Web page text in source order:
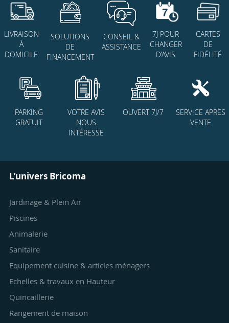
LIVRAISON
À
DOMICILE
SOLUTIONS
DE
FINANCEMENT
CONSEIL &
ASSISTANCE
7J POUR
CHANGER
D’AVIS
CARTES
DE
FIDÉLITÉ
PARKING
GRATUIT
VOTRE AVIS
NOUS
INTÉRESSE
OUVERT 7J/7
SERVICE APRÈS
VENTE
L’univers Bricoma
Jardinage & Plein Air
Piscines
Animalerie
Sanitaire
Equipement cuisine & articles ménagers
Echelles & travaux en Hauteur
Quincaillerie
Rangement de maison